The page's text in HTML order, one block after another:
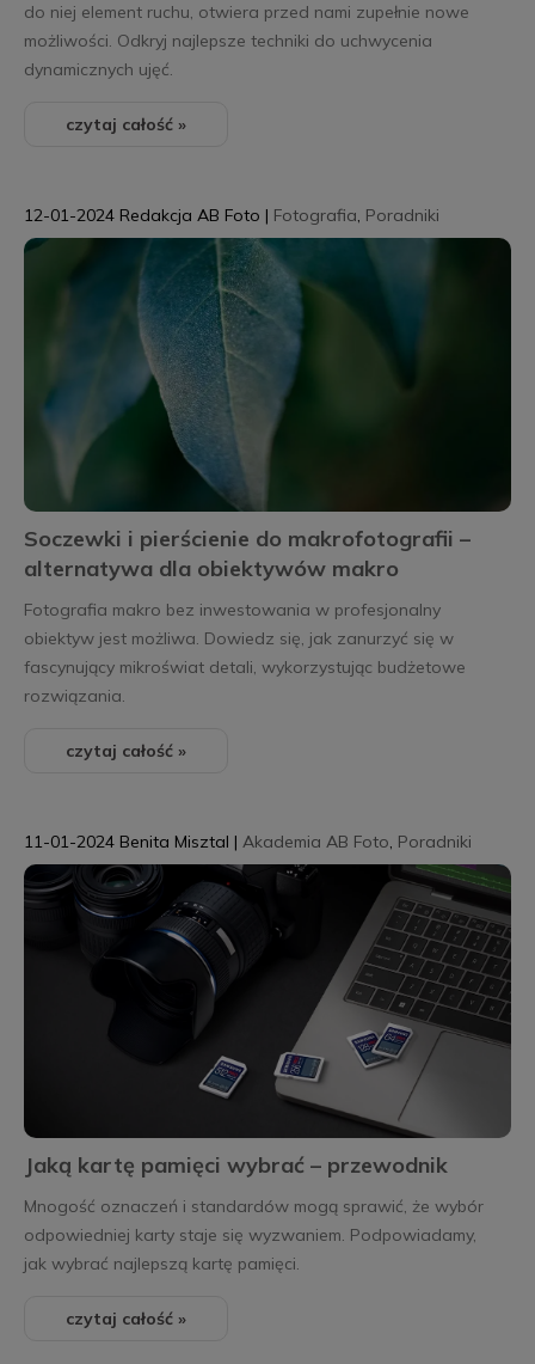
do niej element ruchu, otwiera przed nami zupełnie nowe
możliwości. Odkryj najlepsze techniki do uchwycenia
dynamicznych ujęć.
czytaj całość »
Soczewki i pierścienie do makrofotografii –
alternatywa dla obiektywów makro
12-01-2024 Redakcja AB Foto | Fotografia, Poradniki
Fotografia makro bez inwestowania w profesjonalny
obiektyw jest możliwa. Dowiedz się, jak zanurzyć się w
fascynujący mikroświat detali, wykorzystując budżetowe
rozwiązania.
czytaj całość »
Jaką kartę pamięci wybrać – przewodnik
11-01-2024 Benita Misztal | Akademia AB Foto, Poradniki
Mnogość oznaczeń i standardów mogą sprawić, że wybór
odpowiedniej karty staje się wyzwaniem. Podpowiadamy,
jak wybrać najlepszą kartę pamięci.
czytaj całość »